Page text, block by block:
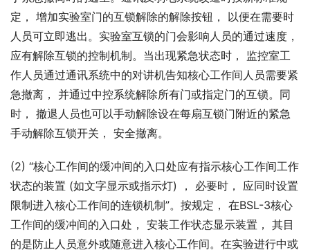
定， 增加实验室门的互锁解除的解除按钮， 以便在需要时
人员可立即逃出。实验室互锁的门会影响人员的通过速度，
应有解除互锁的控制机制。当出现紧急状态时， 监控室工
作人员通过通讯系统中的对讲机告知核心工作间人员需要紧
急撤离， 并通过中控系统解除所有门或指定门的互锁。同
时， 撤退人员也可以手动解除设在每扇互锁门附近的紧急
手动解除互锁开关， 安全撤离。
(2) “核心工作间的缓冲间的入口处应有指示核心工作间工作
状态的装置 (如文字显示或指示灯) ， 必要时， 应同时设置
限制进入核心工作间的连锁机制”。按规定， 在BSL-3核心
工作间的缓冲间的入口处， 安装工作状态显示装置， 其目
的是防止人员意外或随意进入核心工作间。在实验进行中或